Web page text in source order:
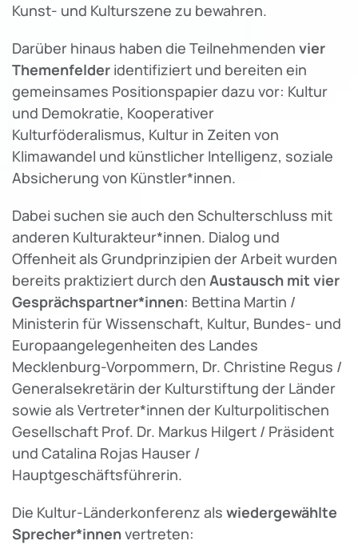
Kunst- und Kulturszene zu bewahren.
Darüber hinaus haben die Teilnehmenden vier
Themenfelder identifiziert und bereiten ein
gemeinsames Positionspapier dazu vor: Kultur
und Demokratie, Kooperativer
Kulturföderalismus, Kultur in Zeiten von
Klimawandel und künstlicher Intelligenz, soziale
Absicherung von Künstler*innen.
Dabei suchen sie auch den Schulterschluss mit
anderen Kulturakteur*innen. Dialog und
Offenheit als Grundprinzipien der Arbeit wurden
bereits praktiziert durch den Austausch mit vier
Gesprächspartner*innen: Bettina Martin /
Ministerin für Wissenschaft, Kultur, Bundes- und
Europaangelegenheiten des Landes
Mecklenburg-Vorpommern, Dr. Christine Regus /
Generalsekretärin der Kulturstiftung der Länder
sowie als Vertreter*innen der Kulturpolitischen
Gesellschaft Prof. Dr. Markus Hilgert / Präsident
und Catalina Rojas Hauser /
Hauptgeschäftsführerin.
Die Kultur-Länderkonferenz als wiedergewählte
Sprecher*innenvertreten: